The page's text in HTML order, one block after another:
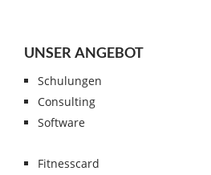
UNSER ANGEBOT
Schulungen
Consulting
Software
Fitnesscard